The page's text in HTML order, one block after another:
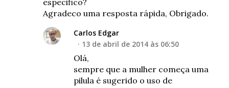
Agradeco uma resposta rápida, Obrigado.
Carlos Edgar
13 de abril de 2014 às 06:50
Olá,
sempre que a mulher começa uma
pilula é sugerido o uso de